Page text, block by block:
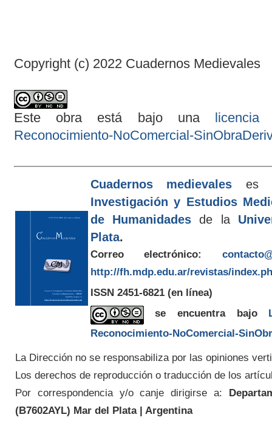
Copyright (c) 2022 Cuadernos Medievales
Este obra está bajo una
Reconocimiento-NoComercial-
Cuadernos medievales es
Investigación y Estudios
de Humanidades de la
Plata.
Correo electrónico:
http://fh.mdp.edu.ar/revistas/
ISSN 2451-6821 (en línea)
se encuentra bajo
Reconocimiento-NoComercial-
La Dirección no se responsabiliza por las opiniones
Los derechos de reproducción o traducción de los
Por correspondencia y/o canje dirigirse a:
(B7602AYL) Mar del Plata | Argentina